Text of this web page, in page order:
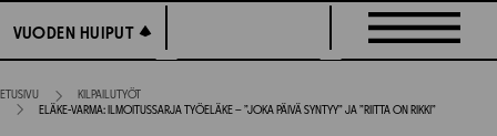
suoraan
sisältöön
VUODEN HUIPUT
VUODEN HUIPUT
ETUSIVU
KILPAILUTYÖT
ELÄKE-VARMA: ILMOITUSSARJA TYÖELÄKE – ”JOKA PÄIVÄ SYNTYY” JA ”RIITTA ON RIKKI”